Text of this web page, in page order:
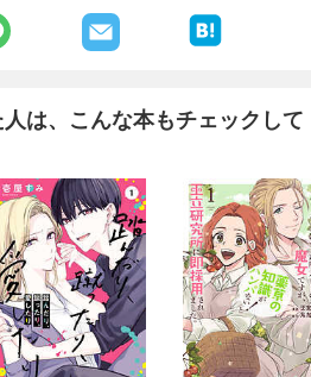
年9号
試し読み
年8号
カート
試し読み
する
年7号
は、こんな本もチェックして